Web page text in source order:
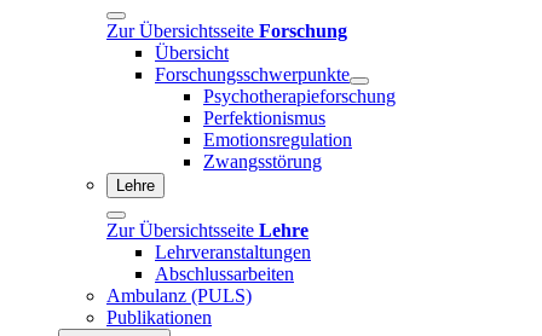
Zur Übersichtsseite Forschung
Übersicht
Forschungsschwerpunkte
Psychotherapieforschung
Perfektionismus
Emotionsregulation
Zwangsstörung
Lehre
Zur Übersichtsseite Lehre
Lehrveranstaltungen
Abschlussarbeiten
Ambulanz (PULS)
Publikationen